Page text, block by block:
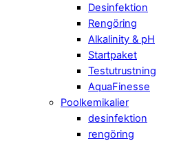
Desinfektion
Rengöring
Alkalinity & pH
Startpaket
Testutrustning
AquaFinesse
Poolkemikalier
desinfektion
rengöring